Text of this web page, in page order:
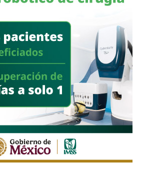
Geóloga Mexicana | Columna de
nos presentan cada vez más
y si seguimos pensando
quitarán las ganas de votar sino de
he presentado aquí: votar